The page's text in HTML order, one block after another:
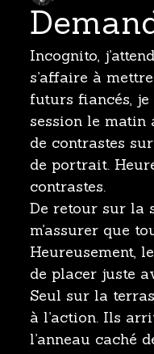
Incognito,
s’affaire à
futurs fiancés,
session le matin
de contrastes
de portrait.
contrastes.
De retour sur la
m’assurer que
Heureusement,
de placer juste
Seul sur la
à l’action. Ils
l’anneau caché